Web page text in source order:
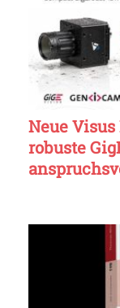
Neue
robuste